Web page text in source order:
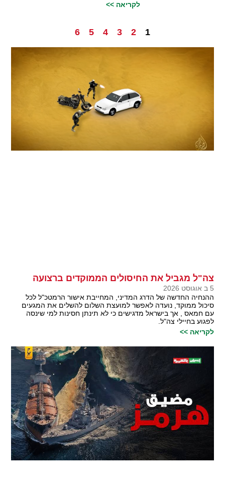
לקריאה >>
1
2
3
4
5
6
צה"ל מגביל את החיסולים הממוקדים ברצועה
5 ב אוגוסט 2026
ההנחיה החדשה של הדרג המדיני, המחייבת אישור הרמטכ"ל לכל
סיכול ממוקד, נועדה לאפשר למועצת השלום להשלים את המגעים
עם חמאס , אך בישראל מדגישים כי לא תינתן חסינות למי שינסה
לפגוע בחיילי צה"ל.
לקריאה >>